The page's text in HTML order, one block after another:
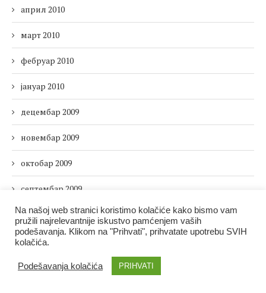
април 2010
март 2010
фебруар 2010
јануар 2010
децембар 2009
новембар 2009
октобар 2009
септембар 2009
август 2009
јул 2009
јун 2009
Na našoj web stranici koristimo kolačiće kako bismo vam
pružili najrelevantnije iskustvo pamćenjem vaših
podešavanja. Klikom na "Prihvati", prihvatate upotrebu SVIH
kolačića.
Podešavanja kolačića PRIHVATI